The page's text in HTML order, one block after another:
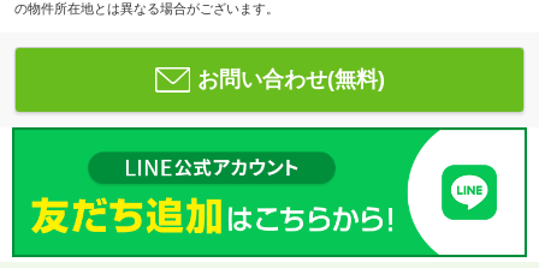
の物件所在地とは異なる場合がございます。
お問い合わせ(無料)